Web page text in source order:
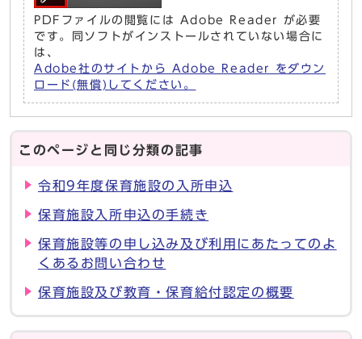
PDFファイルの閲覧には Adobe Reader が必要
です。同ソフトがインストールされていない場合に
は、
Adobe社のサイトから Adobe Reader をダウン
ロード(無償)してください。
このページと同じ分類の記事
令和9年度保育施設の入所申込
保育施設入所申込の手続き
保育施設等の申し込み及び利用にあたってのよ
くあるお問い合わせ
保育施設及び教育・保育給付認定の概要